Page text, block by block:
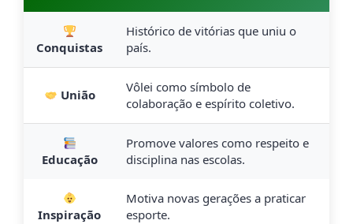
Conquistas
Histórico de vitórias que uniu o
país.
União
Vôlei como símbolo de
colaboração e espírito coletivo.
Educação
Promove valores como respeito e
disciplina nas escolas.
Inspiração
Motiva novas gerações a praticar
esporte.